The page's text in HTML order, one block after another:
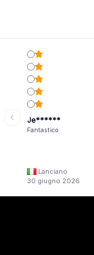
Je******
Fantastico
Lanciano
30 giugno 2026